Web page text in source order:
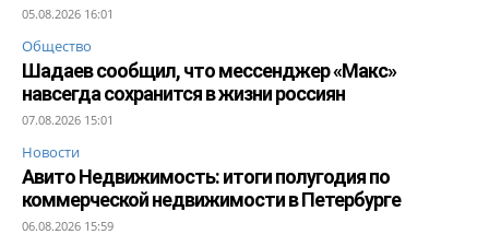
05.08.2026 16:01
Общество
Шадаев сообщил, что мессенджер «Макс»
навсегда сохранится в жизни россиян
07.08.2026 15:01
Новости
Авито Недвижимость: итоги полугодия по
коммерческой недвижимости в Петербурге
06.08.2026 15:59